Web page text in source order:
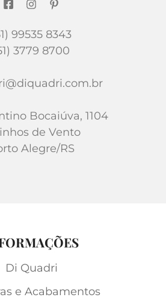
99535 8343
3779 8700
Bocaiúva, 1104
de Vento
Alegre/RS
Di Quadri
e Acabamentos